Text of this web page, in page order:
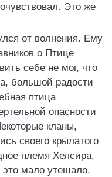
Это же
от волнения. Ему
о Птице
себе не мог, что
большой радости
птица
опасности
кланы,
своего крылатого
племя Хелсира,
мало утешало.